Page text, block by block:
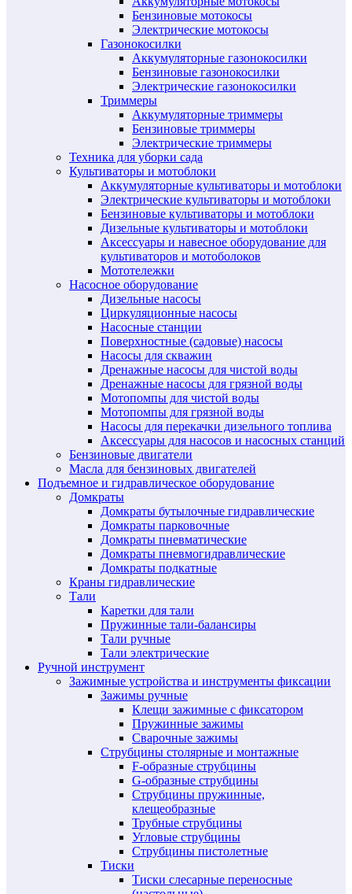
Бензиновые мотокосы
Электрические мотокосы
Газонокосилки
Аккумуляторные газонокосилки
Бензиновые газонокосилки
Электрические газонокосилки
Триммеры
Аккумуляторные триммеры
Бензиновые триммеры
Электрические триммеры
Техника для уборки сада
Культиваторы и мотоблоки
Аккумуляторные культиваторы и мотоблоки
Электрические культиваторы и мотоблоки
Бензиновые культиваторы и мотоблоки
Дизельные культиваторы и мотоблоки
Аксессуары и навесное оборудование для
культиваторов и мотоболоков
Мототележки
Насосное оборудование
Дизельные насосы
Циркуляционные насосы
Насосные станции
Поверхностные (садовые) насосы
Насосы для скважин
Дренажные насосы для чистой воды
Дренажные насосы для грязной воды
Мотопомпы для чистой воды
Мотопомпы для грязной воды
Насосы для перекачки дизельного топлива
Аксессуары для насосов и насосных станций
Бензиновые двигатели
Масла для бензиновых двигателей
Подъемное и гидравлическое оборудование
Домкраты
Домкраты бутылочные гидравлические
Домкраты парковочные
Домкраты пневматические
Домкраты пневмогидравлические
Домкраты подкатные
Краны гидравлические
Тали
Каретки для тали
Пружинные тали-балансиры
Тали ручные
Тали электрические
Ручной инструмент
Зажимные устройства и инструменты фиксации
Зажимы ручные
Клещи зажимные с фиксатором
Пружинные зажимы
Сварочные зажимы
Струбцины столярные и монтажные
F-образные струбцины
G-образные струбцины
Струбцины пружинные,
клещеобразные
Трубные струбцины
Угловые струбцины
Струбцины пистолетные
Тиски
Тиски слесарные переносные